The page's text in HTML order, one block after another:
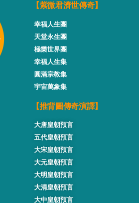
【紫微君濟世傳奇】
幸福人生團
天堂永生團
極樂世界團
幸福人生集
圓滿宗教集
宇宙萬象集
【推背圖傳奇演譯】
大唐皇朝預言
五代皇朝預言
大宋皇朝預言
大元皇朝預言
大明皇朝預言
大清皇朝預言
大中皇朝預言